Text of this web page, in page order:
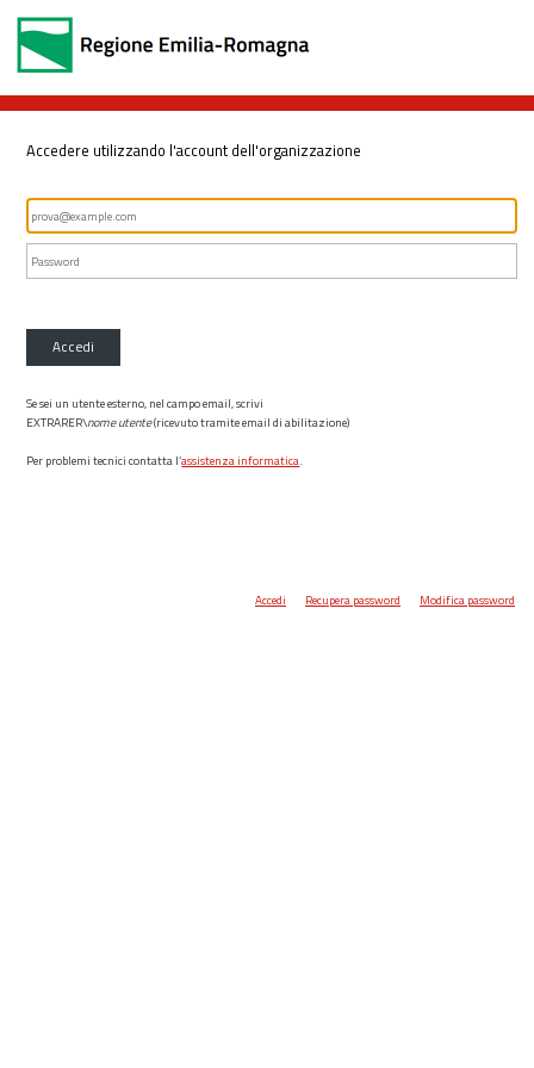
Accedere utilizzando l'account dell'organizzazione
Accedi
Se sei un utente esterno, nel campo email, scrivi
EXTRARER\nome utente(ricevuto tramite email di abilitazione)
Per problemi tecnici contatta l’assistenza informatica.
Accedi Recupera password Modifica password